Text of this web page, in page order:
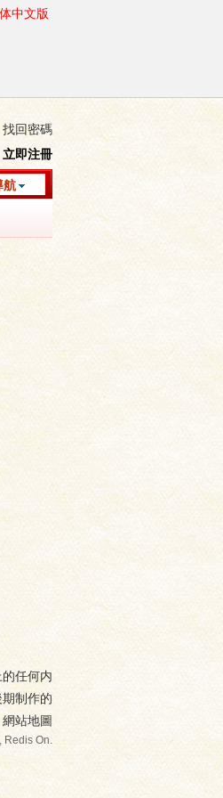
中文版
找回密碼
立即注冊
航
任何内
制作的
網站地圖
On.